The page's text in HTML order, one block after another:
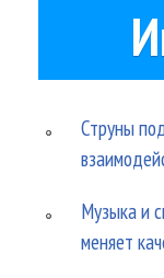
Струны
Музыка и
меняет